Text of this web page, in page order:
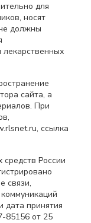
для
носят
должны
сайта, а
При
ссылка
средств России
связи,
дата принятия
85156 от 25